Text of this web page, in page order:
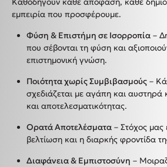
εμπειρία που προσφέρουμε.
Φύση & Επιστήμη σε Ισορροπία –
που σέβονται τη φύση και
επιστημονική γνώση.
Ποιότητα χωρίς Συμβιβασμούς –
σχεδιάζεται με αγάπη και αυστηρά
και αποτελεσματικότητας.
Ορατά Αποτελέσματα – Στόχος μας
βελτίωση και η διαρκής φροντίδα
Διαφάνεια & Εμπιστοσύνη –